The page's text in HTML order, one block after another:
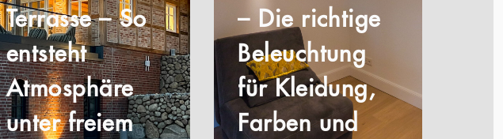
Terrasse – So
entsteht
Atmosphäre
unter freiem
– Die richtige
Beleuchtung
für Kleidung,
Farben und